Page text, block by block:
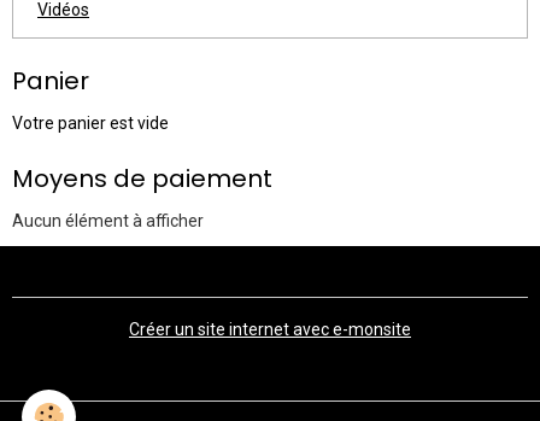
Vidéos
Panier
Votre panier est vide
Moyens de paiement
Aucun élément à afficher
Créer un site internet avec e-monsite